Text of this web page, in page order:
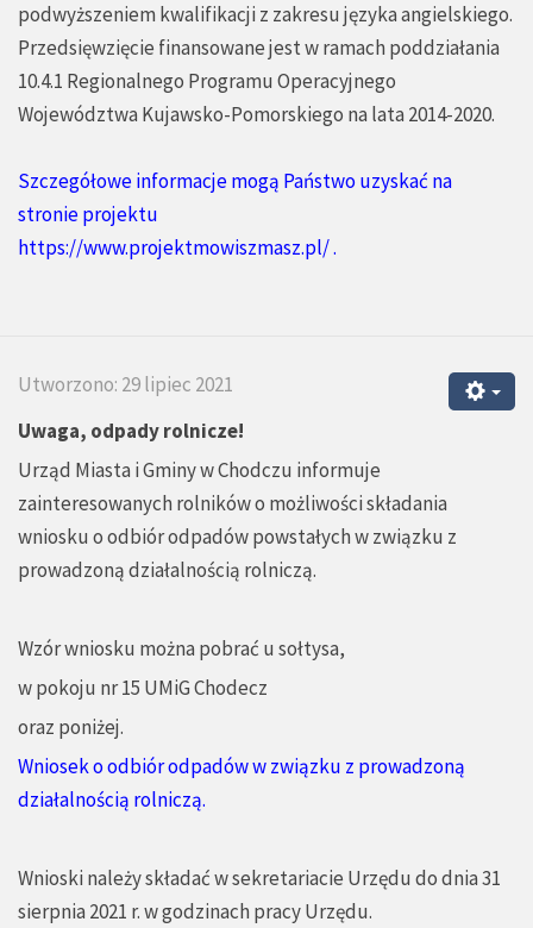
podwyższeniem kwalifikacji z zakresu języka angielskiego.
Przedsięwzięcie finansowane jest w ramach poddziałania
10.4.1 Regionalnego Programu Operacyjnego
Województwa Kujawsko-Pomorskiego na lata 2014-2020.
Szczegółowe informacje mogą Państwo uzyskać na
stronie projektu
https://www.projektmowiszmasz.pl/.
Utworzono: 29 lipiec 2021
Uwaga, odpady rolnicze!
Urząd Miasta i Gminy w Chodczu informuje
zainteresowanych rolników o możliwości składania
wniosku o odbiór odpadów powstałych w związku z
prowadzoną działalnością rolniczą.
Wzór wniosku można pobrać u sołtysa,
w pokoju nr 15 UMiG Chodecz
oraz poniżej.
Wniosek o odbiór odpadów w związku z prowadzoną
działalnością rolniczą.
Wnioski należy składać w sekretariacie Urzędu do dnia 31
sierpnia 2021 r. w godzinach pracy Urzędu.